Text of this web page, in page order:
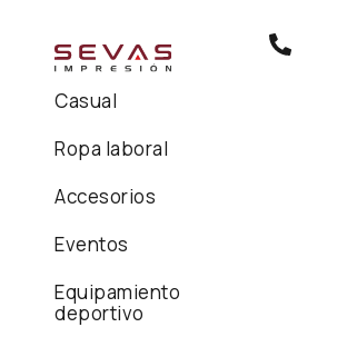
Casual
Ropa laboral
Accesorios
Eventos
Equipamiento
deportivo